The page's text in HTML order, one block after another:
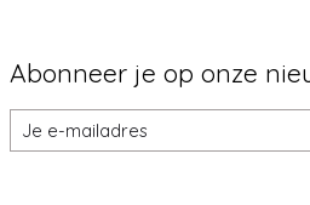
Abonneer je op onze